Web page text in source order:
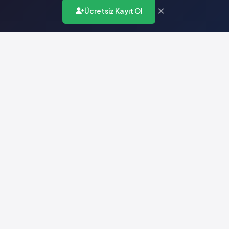
Ücretsiz Kayıt Ol ×